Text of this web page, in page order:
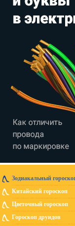
Зодиакальный
Китайский гороскоп
Цветочный гороскоп
Гороскоп друидов